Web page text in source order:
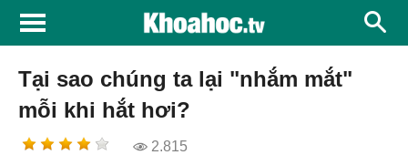
Tại sao chúng ta lại "nhắm mắt"
mỗi khi hắt hơi?
2.815